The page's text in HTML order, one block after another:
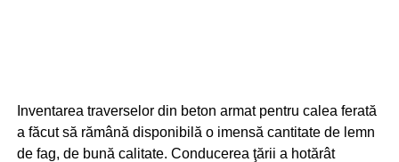
Inventarea traverselor din beton armat pentru calea ferată
a făcut să rămână disponibilă o imensă cantitate de lemn
de fag, de bună calitate. Conducerea ţării a hotărât